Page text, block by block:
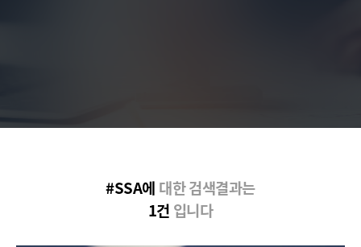
#SSA에 대한 검색결과는
1건 입니다